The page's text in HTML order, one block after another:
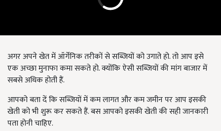
अगर अपने खेत में ऑर्गेनिक तरीकों से सब्जियों को उगाते हो. तो आप इसे
एक अच्छा मुनाफा कमा सकते हो. क्योंकि ऐसी सब्जियों की मांग बाजार में
सबसे अधिक होती हैं.
आपको बता दें कि सब्जियों में कम लागत और कम जमीन पर आप इसकी
खेती को भी शुरू कर सकते हैं. बस आपको इसकी खेती की सही जानकारी
पता होनी चाहिए.